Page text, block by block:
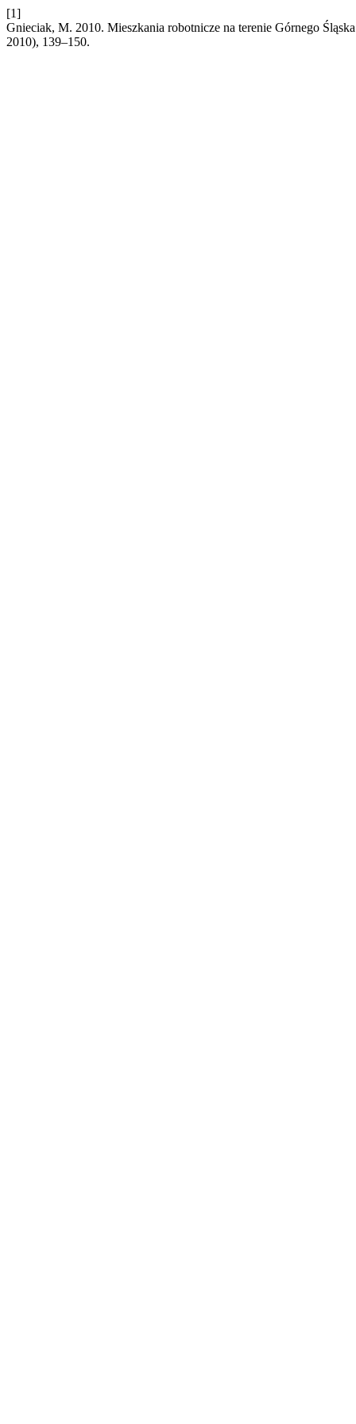
[1]
Gnieciak, M. 2010. Mieszkania robotnicze na terenie Górnego
2010), 139–150.